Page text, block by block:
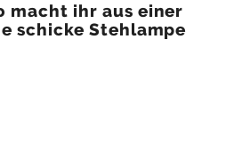
macht ihr aus einer
schicke Stehlampe